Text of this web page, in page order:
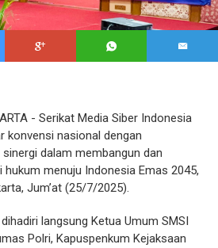
- Serikat Media Siber Indonesia
konvensi nasional dengan
dalam membangun dan
menuju Indonesia Emas 2045,
Jum’at (25/7/2025).
langsung Ketua Umum SMSI
Polri, Kapuspenkum Kejaksaan